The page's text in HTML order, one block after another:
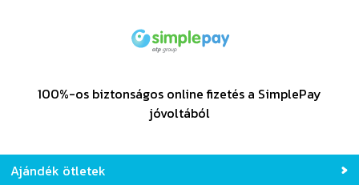
100%-os biztonságos online fizetés a SimplePay
jóvoltából
Ajándék ötletek